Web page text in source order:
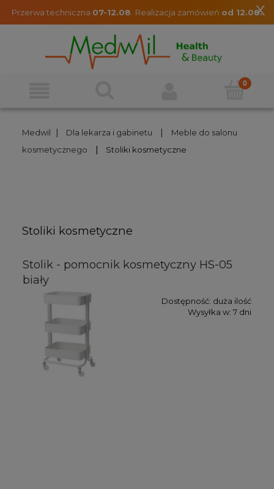
x
Przerwa techniczna 07-12.08 Realizacja zamówień od 12.08.
Medwil | Dla lekarza i gabinetu |
Meble do salonu
kosmetycznego
| Stoliki kosmetyczne
Stoliki kosmetyczne
Stolik - pomocnik kosmetyczny HS-05
biały
Dostępność: duża ilość
Wysyłka w: 7 dni